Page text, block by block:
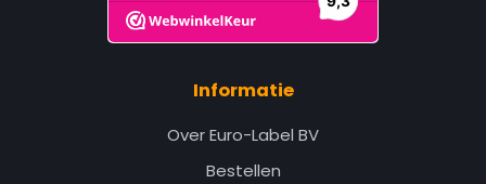
Informatie
Over Euro-Label BV
Bestellen